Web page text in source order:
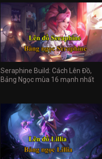
Seraphine Build: Cách Lên Đồ,
Bảng Ngọc mùa 16 mạnh nhất